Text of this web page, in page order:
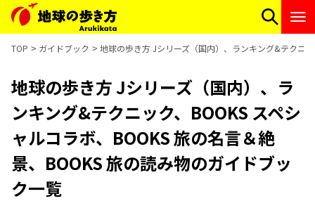
TOP ガイドブック 地球の歩き方 Jシリーズ（国内）、ランキング&テクニ
地球の歩き方 Jシリーズ（国内）、ラ
ンキング&テクニック、BOOKS スペシ
ャルコラボ、BOOKS 旅の名言＆絶
景、BOOKS 旅の読み物のガイドブッ
ク一覧